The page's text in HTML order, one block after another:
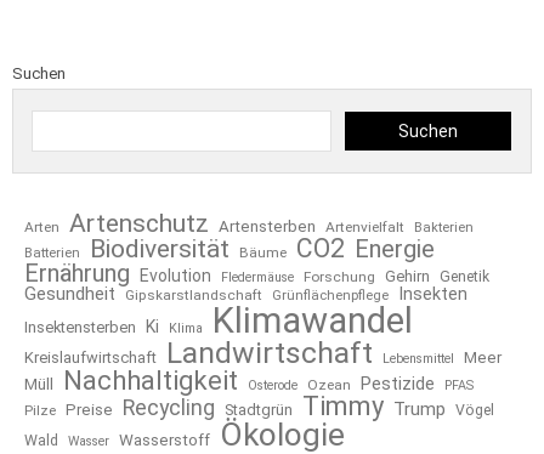
Suchen
Suchen
Arten Artenschutz Artensterben Artenvielfalt
Bakterien
Batterien
Biodiversität Bäume CO2 Energie
Ernährung Evolution Fledermäuse Forschung Gehirn Genetik
Gesundheit Gipskarstlandschaft Grünflächenpflege Insekten
Insektensterben Ki Klima Klimawandel
Kreislaufwirtschaft Landwirtschaft Lebensmittel
Meer
Müll
Nachhaltigkeit Osterode Ozean Pestizide PFAS
Pilze Preise Recycling Stadtgrün Timmy Trump
Vögel
Wald
Wasser Wasserstoff Ökologie